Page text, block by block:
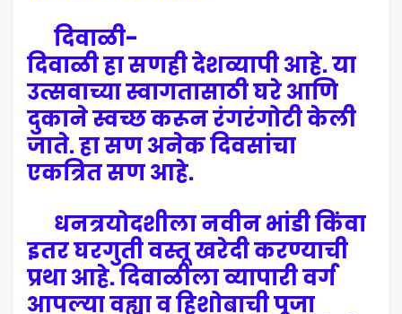
दिवाळी-
दिवाळी हा सणही देशव्यापी आहे. या
उत्सवाच्या स्वागतासाठी घरे आणि
दुकाने स्वच्छ करून रंगरंगोटी केली
जाते. हा सण अनेक दिवसांचा
एकत्रित सण आहे.
धनत्रयोदशीला नवीन भांडी किंवा
इतर घरगुती वस्तू खरेदी करण्याची
प्रथा आहे. दिवाळीला व्यापारी वर्ग
आपल्या वह्या व हिशोबाची पूजा